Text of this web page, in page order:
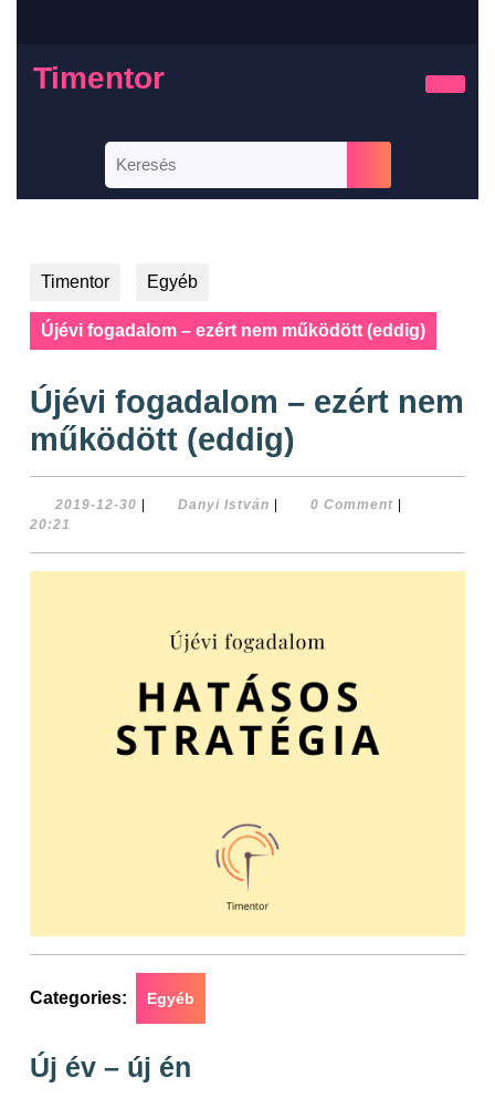
Timentor
Timentor Egyéb
Újévi fogadalom – ezért nem működött (eddig)
Újévi fogadalom – ezért nem
működött (eddig)
2019-12-30 Danyi István 0 Comment
20:21
Categories: Egyéb
Új év – új én